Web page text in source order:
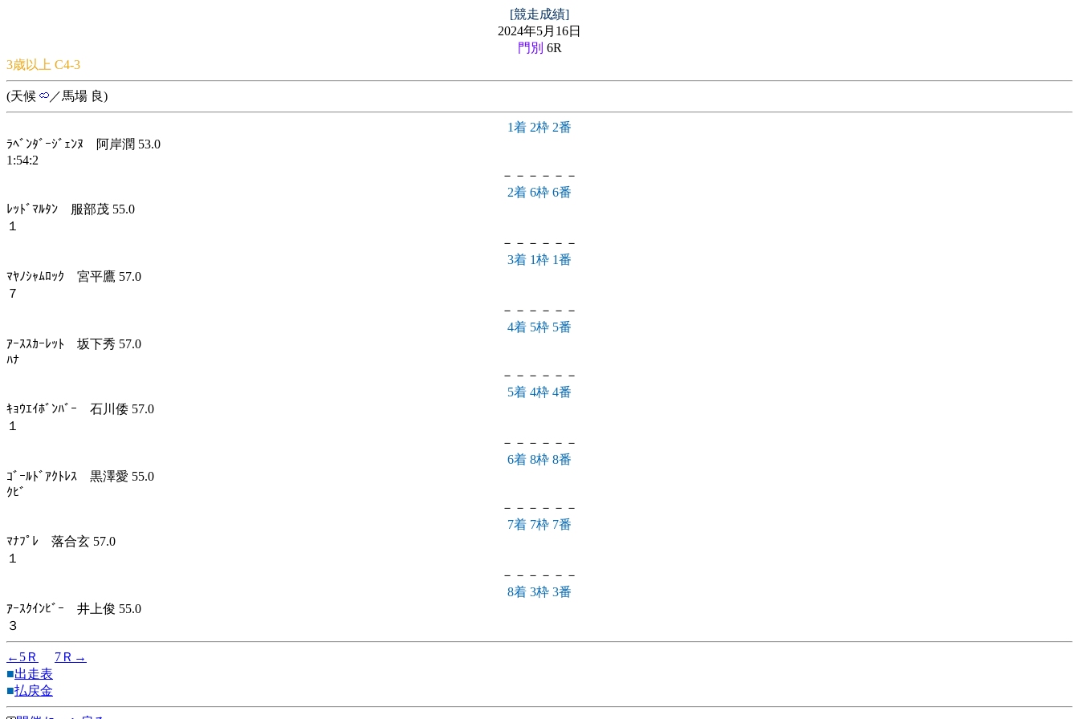
[競走成績]
2024年5月16日
門別 6R
3歳以上 C4-3
(天候 ／馬場 良)
1着 2枠 2番
ﾗﾍﾞﾝﾀﾞｰｼﾞｪﾝﾇ 阿岸潤 53.0
1:54:2
－－－－－－
2着 6枠 6番
ﾚｯﾄﾞﾏﾙﾀﾝ 服部茂 55.0
１
－－－－－－
3着 1枠 1番
ﾏﾔﾉｼｬﾑﾛｯｸ 宮平鷹 57.0
７
－－－－－－
4着 5枠 5番
ｱｰｽｽｶｰﾚｯﾄ 坂下秀 57.0
ﾊﾅ
－－－－－－
5着 4枠 4番
ｷｮｳｴｲﾎﾞﾝﾊﾞｰ 石川倭 57.0
１
－－－－－－
6着 8枠 8番
ｺﾞｰﾙﾄﾞｱｸﾄﾚｽ 黒澤愛 55.0
ｸﾋﾞ
－－－－－－
7着 7枠 7番
ﾏﾅﾌﾟﾚ 落合玄 57.0
１
－－－－－－
8着 3枠 3番
ｱｰｽｸｲﾝﾋﾞｰ 井上俊 55.0
３
←5Ｒ
7Ｒ→
■出走表
■払戻金